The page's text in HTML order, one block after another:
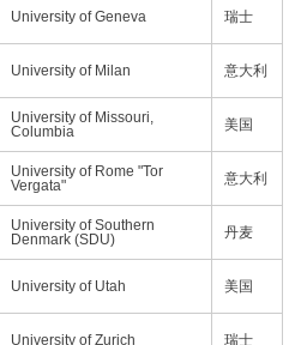
University of Geneva 瑞士
University of Milan 意大利
University of Missouri,
Columbia
美国
University of Rome "Tor
Vergata"
意大利
University of Southern
Denmark (SDU)
丹麦
University of Utah 美国
University of Zurich 瑞士